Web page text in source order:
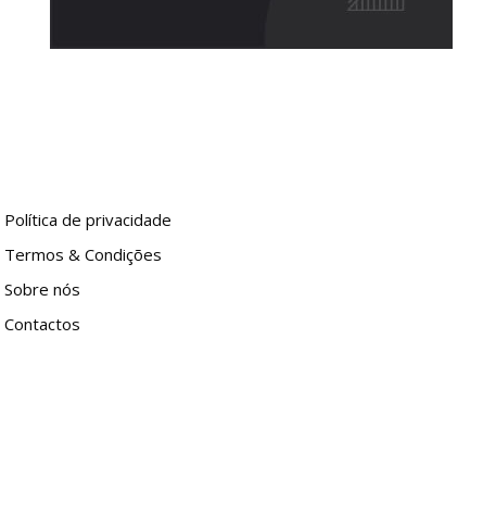
Política de privacidade
Termos & Condições
Sobre nós
Contactos